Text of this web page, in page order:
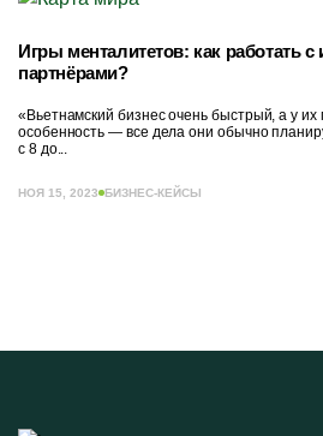
Игры менталитетов: как работать
партнёрами?
«Вьетнамский бизнес очень быстрый, а у
особенность — все дела они обычно
с 8 до...
НОЯ 15, 2023 БИЗНЕС-КЕЙСЫ